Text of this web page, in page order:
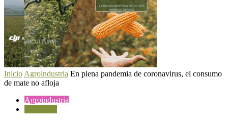
Inicio Agroindustria En plena pandemia de coronavirus, el consumo
de mate no afloja
Agroindustria